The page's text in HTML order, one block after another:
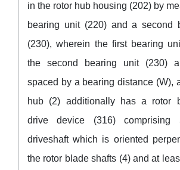
in the rotor hub housing (202) by
bearing unit (220) and a second
(230), wherein the first bearing
the second bearing unit (230)
spaced by a bearing distance (W),
hub (2) additionally has a rotor
drive device (316) comprising
driveshaft which is oriented
the rotor blade shafts (4) and at